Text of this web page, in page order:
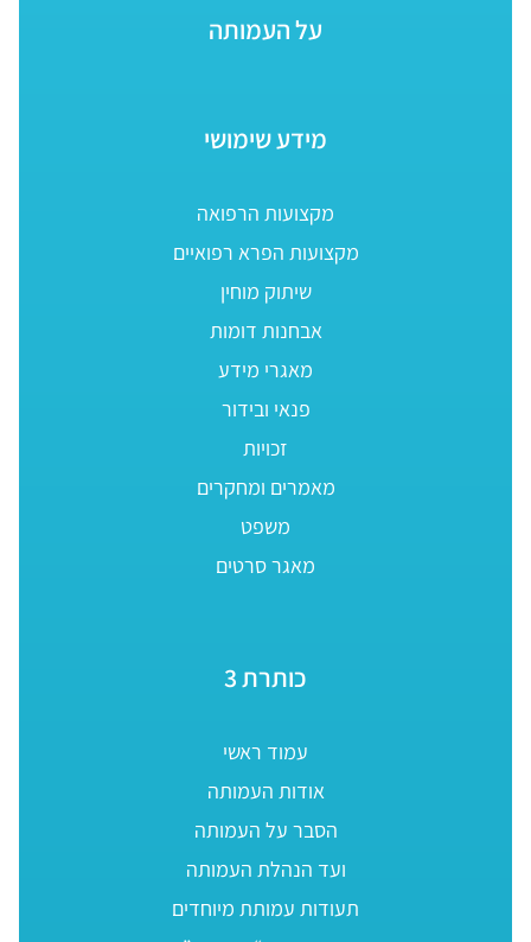
על העמותה
מידע שימושי
מקצועות הרפואה
מקצועות הפרא רפואיים
שיתוק מוחין
אבחנות דומות
מאגרי מידע
פנאי ובידור
זכויות
מאמרים ומחקרים
משפט
מאגר סרטים
כותרת 3
עמוד ראשי
אודות העמותה
הסבר על העמותה
ועד הנהלת העמותה
תעודות עמותת מיוחדים